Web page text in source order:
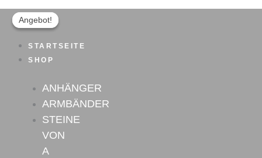
Inhalt
STARTSEITE
SHOP
ANHÄNGER
ARMBÄNDER
STEINE
VON
A
Anhänger
Nr.7
Angebot!
Angebot!